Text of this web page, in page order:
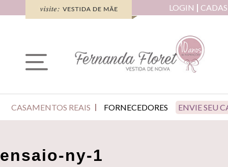
LOGIN
CASAMENTOS REAIS FORNECEDORES ENVIE SEU
ensaio-ny-1